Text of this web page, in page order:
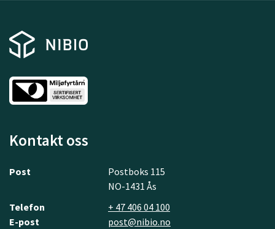
Kontakt oss
Post
Postboks 115
NO-1431 Ås
Telefon
+ 47 406 04 100
E-post
post@nibio.no